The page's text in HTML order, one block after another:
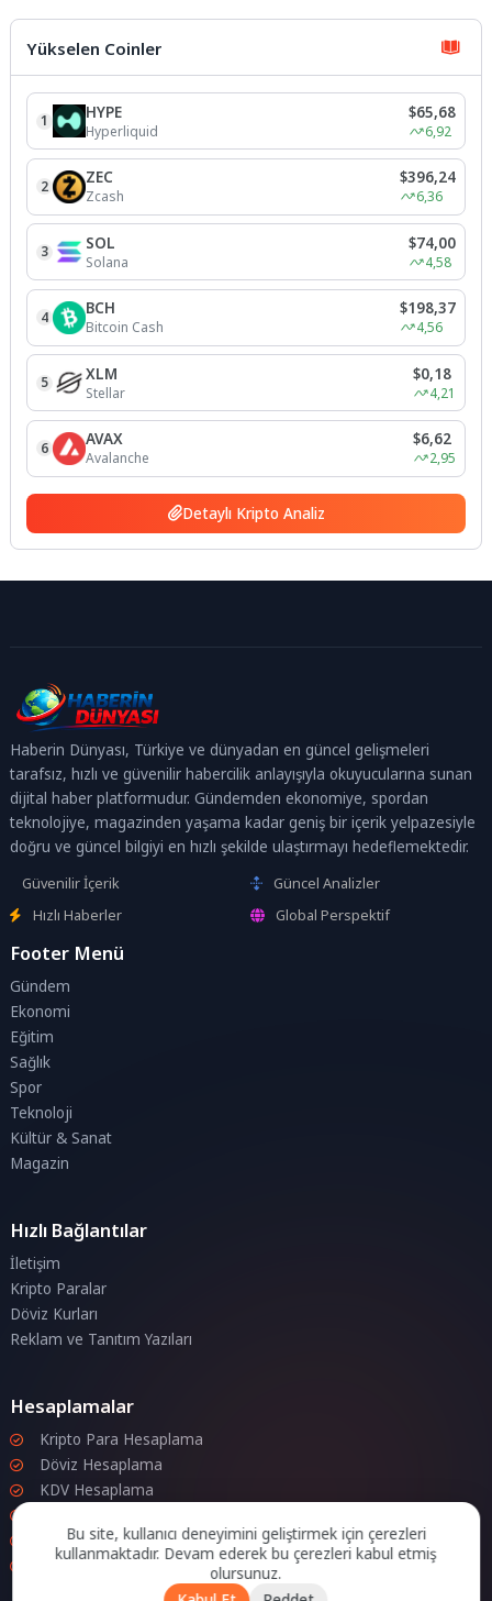
kırtasiye seti hediye...
Yükselen Coinler
1 HYPE
Hyperliquid
$65,68
6,92
2 ZEC
Zcash
$396,24
6,36
3 SOL
Solana
$74,00
4,58
4 BCH
Bitcoin Cash
$198,37
4,56
5 XLM
Stellar
$0,18
4,21
6 AVAX
Avalanche
$6,62
2,95
Detaylı Kripto Analiz
Haberin Dünyası, Türkiye ve dünyadan en güncel gelişmeleri
tarafsız, hızlı ve güvenilir habercilik anlayışıyla okuyucularına sunan
dijital haber platformudur. Gündemden ekonomiye, spordan
teknolojiye, magazinden yaşama kadar geniş bir içerik yelpazesiyle
doğru ve güncel bilgiyi en hızlı şekilde ulaştırmayı hedeflemektedir.
Güvenilir İçerik
Güncel Analizler
Hızlı Haberler
Global Perspektif
Footer Menü
Gündem
Ekonomi
Eğitim
Sağlık
Spor
Teknoloji
Kültür & Sanat
Magazin
Hızlı Bağlantılar
İletişim
Kripto Paralar
Döviz Kurları
Reklam ve Tanıtım Yazıları
Hesaplamalar
Kripto Para Hesaplama
Döviz Hesaplama
KDV Hesaplama
Zam Hesaplama
Bileşik Hesaplama
Bu site, kullanıcı deneyimini geliştirmek için çerezleri
kullanmaktadır. Devam ederek bu çerezleri kabul etmiş
olursunuz.